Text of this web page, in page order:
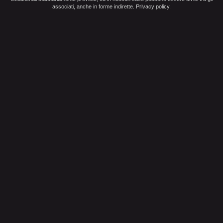
associati, anche in forme indirette. Privacy policy.